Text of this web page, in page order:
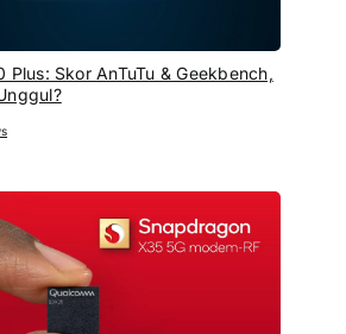
Plus: Skor AnTuTu & Geekbench,